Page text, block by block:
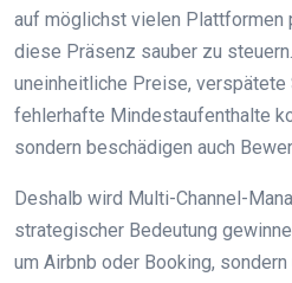
auf möglichst vielen Plattformen
diese Präsenz sauber zu
uneinheitliche Preise, verspätete
fehlerhafte Mindestaufenthalte
sondern beschädigen auch
Deshalb wird Multi-Channel-
strategischer Bedeutung
um Airbnb oder Booking,